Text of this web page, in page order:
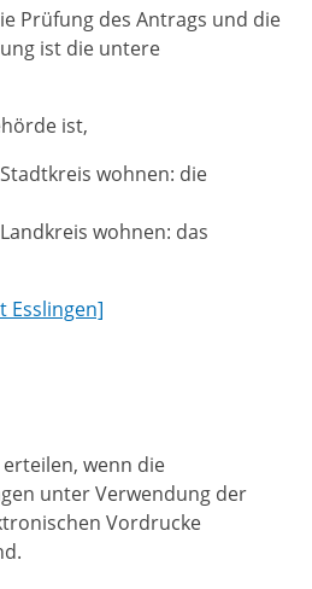
Prüfung des Antrags und die
ist die untere
ist,
wohnen: die
wohnen: das
Esslingen]
wenn die
unter Verwendung der
Vordrucke